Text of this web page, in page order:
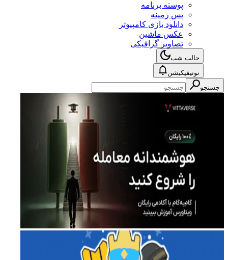
پوسته برنامه
پس زمینه
دانلود بازی کامپیوتر
عکس ماشین
تصاویر گرافیکی
حالت شب
نوتیفیکیشن
جستجو